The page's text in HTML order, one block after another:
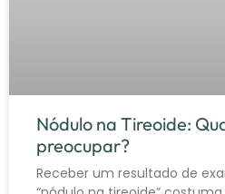
Nódulo na Tireoide:
preocupar?
Receber um resultado de